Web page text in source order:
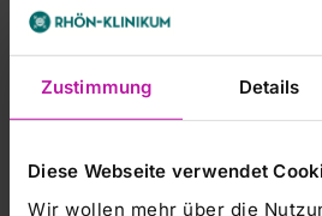
Zustimmung Details
Diese Webseite verwendet
Wir wollen mehr über die
-----------------------
-----------------------